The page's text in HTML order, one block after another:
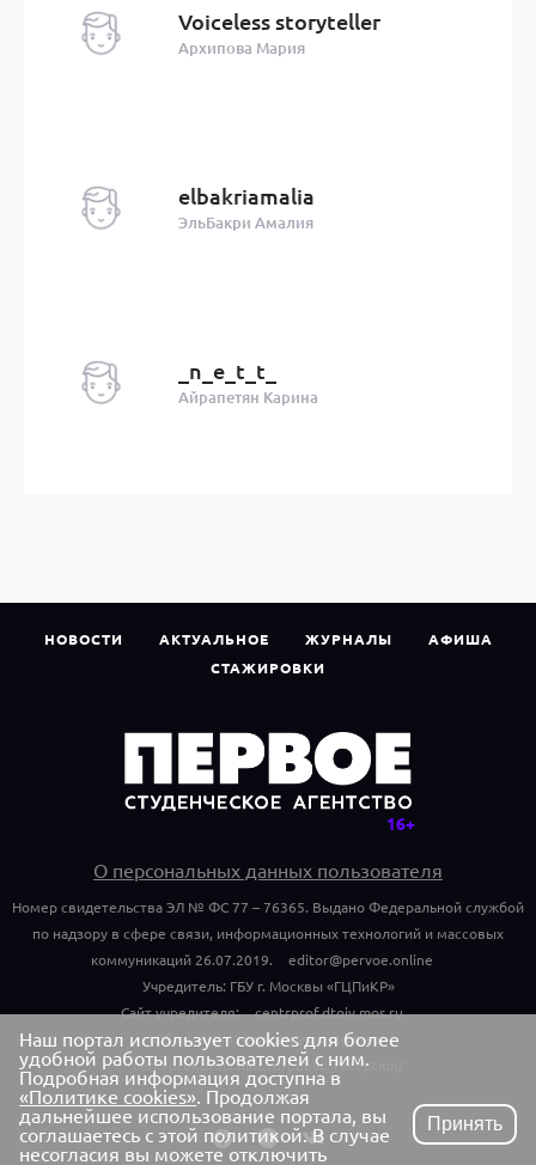
Voiceless storyteller
Архипова Мария
elbakriamalia
ЭльБакри Амалия
_n_e_t_t_
Айрапетян Карина
НОВОСТИ АКТУАЛЬНОЕ ЖУРНАЛЫ
АФИША
СТАЖИРОВКИ
О персональных данных пользователя
Номер свидетельства ЭЛ № ФС 77 – 76365. Выдано Федеральной службой
по надзору в сфере связи, информационных технологий и массовых
коммуникаций 26.07.2019.
editor@pervoe.online
Учредитель: ГБУ г. Москвы «ГЦПиКР»
Сайт учредителя:
centrprof.dtoiv.mos.ru
Обращения граждан учредителю:
centrprof.dtoiv.mos.ru/public_reception/
Наш портал использует cookies для более
удобной работы пользователей с ним.
Подробная информация доступна в
«Политике cookies». Продолжая
дальнейшее использование портала, вы
соглашаетесь с этой политикой. В случае
несогласия вы можете отключить
Принять